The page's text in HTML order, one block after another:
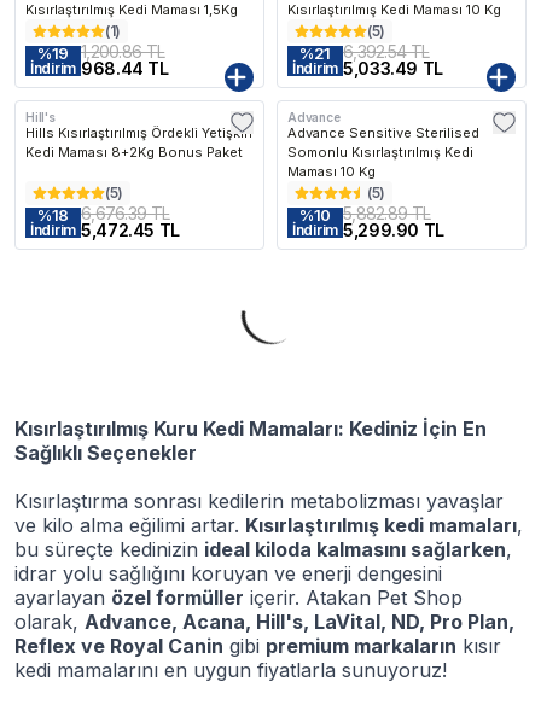
Kısırlaştırılmış Kedi Maması 1,5Kg
(1)
%19
İndirim
1,200.86 TL
968.44 TL
Kısırlaştırılmış Kedi Maması 10 Kg
(5)
%21
İndirim
6,392.54 TL
5,033.49 TL
Kargo Bedava
Hill's
Hills Kısırlaştırılmış Ördekli Yetişkin
Kedi Maması 8+2Kg Bonus Paket
(5)
%18
İndirim
6,676.39 TL
5,472.45 TL
Kargo Bedava
Advance
Advance Sensitive Sterilised
Somonlu Kısırlaştırılmış Kedi
Maması 10 Kg
(5)
%10
İndirim
5,882.89 TL
5,299.90 TL
Kısırlaştırılmış Kuru Kedi Mamaları: Kediniz İçin En
Sağlıklı Seçenekler
Kısırlaştırma sonrası kedilerin metabolizması yavaşlar
ve kilo alma eğilimi artar. Kısırlaştırılmış kedi mamaları,
bu süreçte kedinizin ideal kiloda kalmasını sağlarken,
idrar yolu sağlığını koruyan ve enerji dengesini
ayarlayan özel formüller içerir. Atakan Pet Shop
olarak, Advance, Acana, Hill's, LaVital, ND, Pro Plan,
Reflex ve Royal Canin gibi premium markaların kısır
kedi mamalarını en uygun fiyatlarla sunuyoruz!